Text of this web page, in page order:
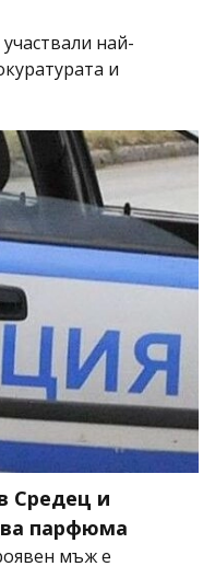
най-
и
Средец и
парфюма
мъж е